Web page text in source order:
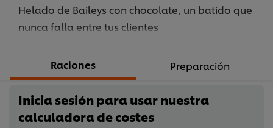
Helado de Baileys con chocolate, un batido que
nunca falla entre tus clientes
Raciones Preparación
Inicia sesión para usar nuestra
calculadora de costes